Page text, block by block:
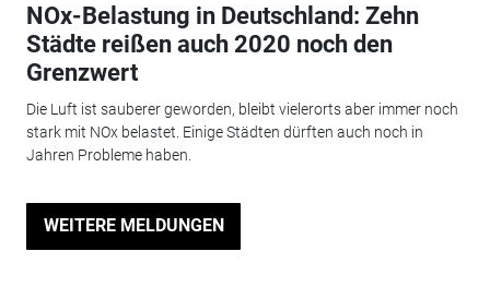
NOx-Belastung in Deutschland: Zehn
Städte reißen auch 2020 noch den
Grenzwert
Die Luft ist sauberer geworden, bleibt vielerorts aber immer noch
stark mit NOx belastet. Einige Städten dürften auch noch in
Jahren Probleme haben.
WEITERE MELDUNGEN